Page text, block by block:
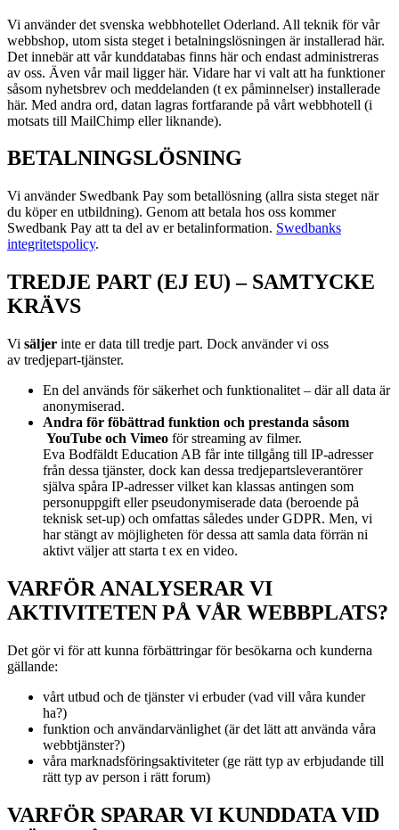
Vi använder det svenska webbhotellet Oderland. All teknik för vår
webbshop, utom sista steget i betalningslösningen är installerad här.
Det innebär att vår kunddatabas finns här och endast administreras
av oss. Även vår mail ligger här. Vidare har vi valt att ha funktioner
såsom nyhetsbrev och meddelanden (t ex påminnelser) installerade
här. Med andra ord, datan lagras fortfarande på vårt webbhotell (i
motsats till MailChimp eller liknande).
BETALNINGSLÖSNING
Vi använder Swedbank Pay som betallösning (allra sista steget när
du köper en utbildning). Genom att betala hos oss kommer
Swedbank Pay att ta del av er betalinformation. Swedbanks
integritetspolicy.
TREDJE PART (EJ EU) – SAMTYCKE
KRÄVS
Vi säljer inte er data till tredje part. Dock använder vi oss
av tredjepart-tjänster.
En del används för säkerhet och funktionalitet – där all data är
anonymiserad.
Andra för föbättrad funktion och prestanda såsom
YouTube och Vimeo för streaming av filmer.
Eva Bodfäldt Education AB får inte tillgång till IP-adresser
från dessa tjänster, dock kan dessa tredjepartsleverantörer
själva spåra IP-adresser vilket kan klassas antingen som
personuppgift eller pseudonymiserade data (beroende på
teknisk set-up) och omfattas således under GDPR. Men, vi
har stängt av möjligheten för dessa att samla data förrän ni
aktivt väljer att starta t ex en video.
VARFÖR ANALYSERAR VI
AKTIVITETEN PÅ VÅR WEBBPLATS?
Det gör vi för att kunna förbättringar för besökarna och kunderna
gällande:
vårt utbud och de tjänster vi erbuder (vad vill våra kunder
ha?)
funktion och användarvänlighet (är det lätt att använda våra
webbtjänster?)
våra marknadsföringsaktiviteter (ge rätt typ av erbjudande till
rätt typ av person i rätt forum)
VARFÖR SPARAR VI KUNDDATA VID